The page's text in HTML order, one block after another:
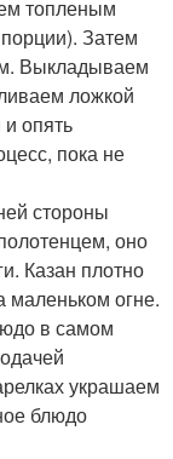
топленым
Затем
Выкладываем
ложкой
опять
пока не
стороны
оно
Казан плотно
маленьком огне.
в самом
украшаем
блюдо